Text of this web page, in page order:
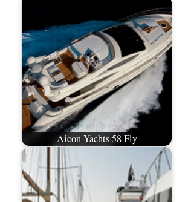
Aicon Yachts 58 Fly